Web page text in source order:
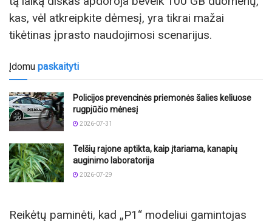
kas, vėl atkreipkite dėmesį, yra tikrai mažai
tikėtinas įprasto naudojimosi scenarijus.
Įdomu paskaityti
Policijos prevencinės priemonės šalies keliuose
rugpjūčio mėnesį
2026-07-31
Telšių rajone aptikta, kaip įtariama, kanapių
auginimo laboratorija
2026-07-29
Reikėtų paminėti, kad „P1“ modeliui gamintojas